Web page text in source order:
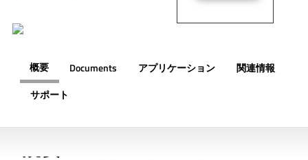
概要 Documents アプリケーション
関連情報
サポート